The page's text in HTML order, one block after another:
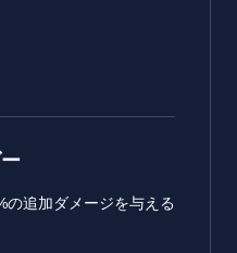
の追加ダメージを与える